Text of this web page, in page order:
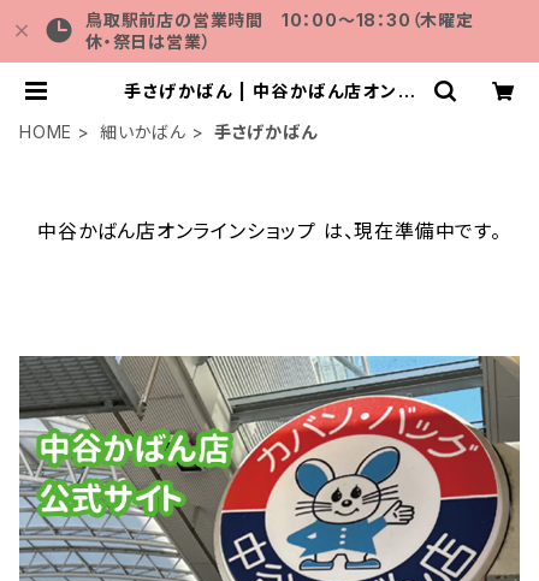
鳥取駅前店の営業時間 10：00～18：30（木曜定
休・祭日は営業）
手さげかばん | 中谷かばん店オンラ
HOME
細いかばん 手さげかばん
中谷かばん店オンラインショップ は、現在準備中です。